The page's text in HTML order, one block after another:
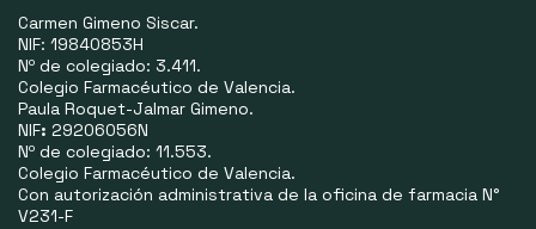
Carmen Gimeno Siscar.
NIF: 19840853H
Nº de colegiado: 3.411.
Colegio Farmacéutico de Valencia.
Paula Roquet-Jalmar Gimeno.
NIF: 29206056N
Nº de colegiado: 11.553.
Colegio Farmacéutico de Valencia.
Con autorización administrativa de la oficina de farmacia N°
V231-F